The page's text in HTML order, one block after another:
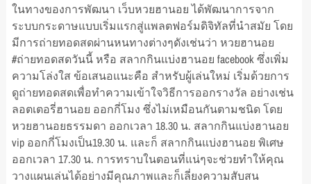
ในทางของการพัฒนา เว็บหวยฮานอย ได้พัฒนาการจาก
ระบบกระดาษแบบเริ่มแรกสู่แพลตฟอร์มดิจิทัลที่นำสมัย โดย
มีการถ่ายทอดสดผ่านหนทางต่างๆดังเช่นว่า หวยฮานอย
#ถ่ายทอดสดวันนี้ หรือ สลากกินแบ่งฮานอย facebook ซึ่งเพิ่ม
ความโล่งใส ข้อเสนอแนะคือ สำหรับผู้เล่นใหม่ เริ่มด้วยการ
ดูถ่ายทอดสดเพื่อทำความเข้าใจวิธีการออกรางวัล อย่างเช่น
ลอตเตอรี่ฮานอย ออกกี่โมง ซึ่งไม่เหมือนกันตามชนิด โดย
หวยฮานอยธรรมดา ออกเวลา 18.30 น. สลากกินแบ่งฮานอย
vip ออกกี่โมงเป็น19.30 น. และก็ สลากกินแบ่งฮานอย พิเศษ
ออกเวลา 17.30 น. การทราบในตอนที่แน่ๆจะช่วยทำให้คุณ
วางแผนเล่นได้อย่างมีคุณภาพและก็เลี่ยงความสับสน